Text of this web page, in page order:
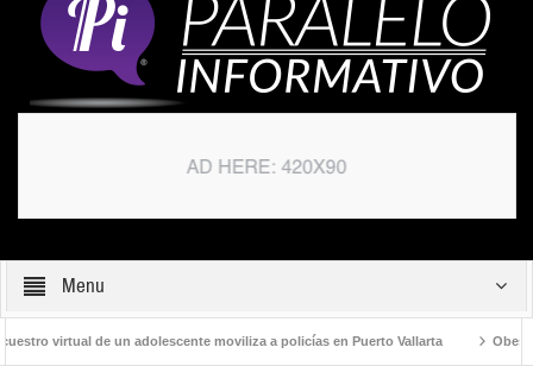
Menu
virtual de un adolescente moviliza a policías en Puerto Vallarta